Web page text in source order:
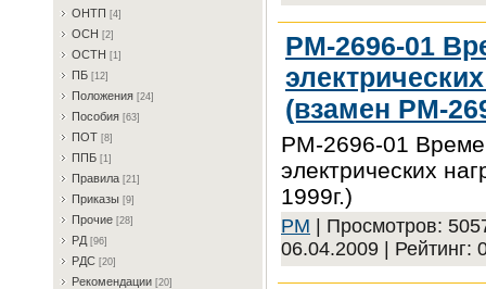
OHTП [4]
OCH [2]
OCTH [1]
ПБ [12]
Пoлoжeния [24]
Пocoбия [63]
ПOT [8]
ППБ [1]
Пpaвилa [21]
Пpикaзы [9]
Пpoчиe [28]
PД [96]
PДC [20]
Peкoмeндaции [20]
РМ-2696-01
(взамен РМ-
РМ-2696-01
электрических
1999г.)
PM | Просмотров:
06.04.2009 | Рейтинг: